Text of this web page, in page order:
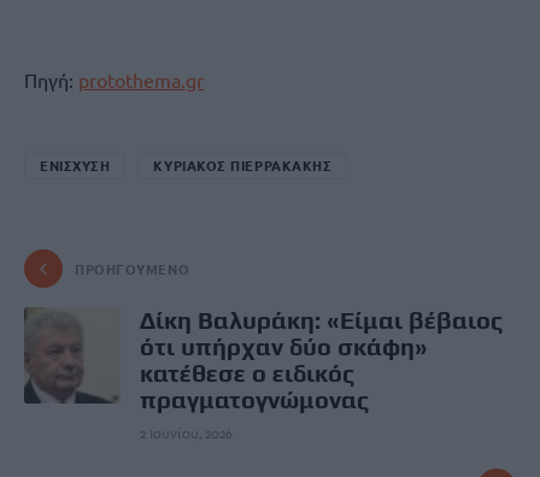
Πηγή: protothema.gr
ΕΝΙΣΧΥΣΗ ΚΥΡΙΑΚΟΣ ΠΙΕΡΡΑΚΑΚΗΣ
ΠΡΟΗΓΟΎΜΕΝΟ
Δίκη Βαλυράκη: «Είμαι βέβαιος
ότι υπήρχαν δύο σκάφη»
κατέθεσε ο ειδικός
πραγματογνώμονας
2 Ιουνίου, 2026